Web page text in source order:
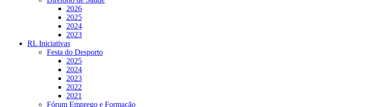
2026
2025
2024
2023
RL Iniciativas
Festa do Desporto
2025
2024
2023
2022
2021
Fórum Emprego e Formação